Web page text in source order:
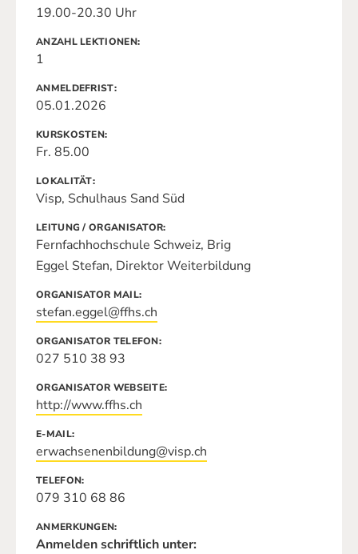
19.00-20.30 Uhr
ANZAHL LEKTIONEN
1
ANMELDEFRIST
05.01.2026
KURSKOSTEN
Fr. 85.00
LOKALITÄT
Visp, Schulhaus Sand Süd
LEITUNG / ORGANISATOR
Fernfachhochschule Schweiz, Brig
Eggel Stefan, Direktor Weiterbildung
ORGANISATOR MAIL
stefan.eggel@ffhs.ch
ORGANISATOR TELEFON
027 510 38 93
ORGANISATOR WEBSEITE
http://www.ffhs.ch
E-MAIL
erwachsenenbildung@visp.ch
TELEFON
079 310 68 86
ANMERKUNGEN
Anmelden schriftlich unter: